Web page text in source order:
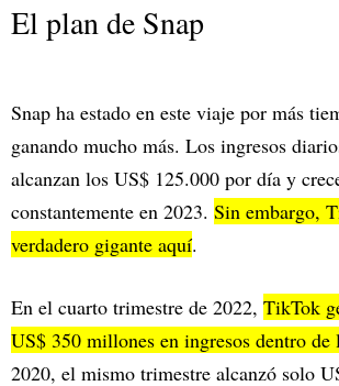
El plan de Snap
Snap ha estado en este viaje por más
ganando mucho más. Los ingresos
alcanzan los US$ 125.000 por día y
constantemente en 2023. Sin embargo,
verdadero gigante aquí.
En el cuarto trimestre de 2022, TikTok
US$ 350 millones en ingresos dentro
2020, el mismo trimestre alcanzó solo